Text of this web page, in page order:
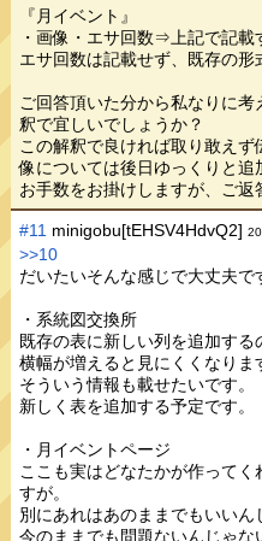
『月イベント』
・画像・エサ回数⇒上記で記載
エサ回数は記載せず、既存の形
ご回答頂いた分から私なりに
釈で宜しいでしょうか？
この解釈で良ければ取り敢え
像については後日ゆっくりと追
お手数をお掛けしますが、ご返
#11 minigobu[tEHSV4HdvQ2]
>>10
だいたいそんな感じで大丈夫で
・系統図交換所
既存の表に新しい列を追加する
横幅が増えると見にくくなり
そういう情報も載せたいです。
新しく表を追加する予定です。
・月イベントページ
ここも実はどなたかが作って
すが。
別にあれはあのままでもいいん
今のままでも問題ないんじゃな